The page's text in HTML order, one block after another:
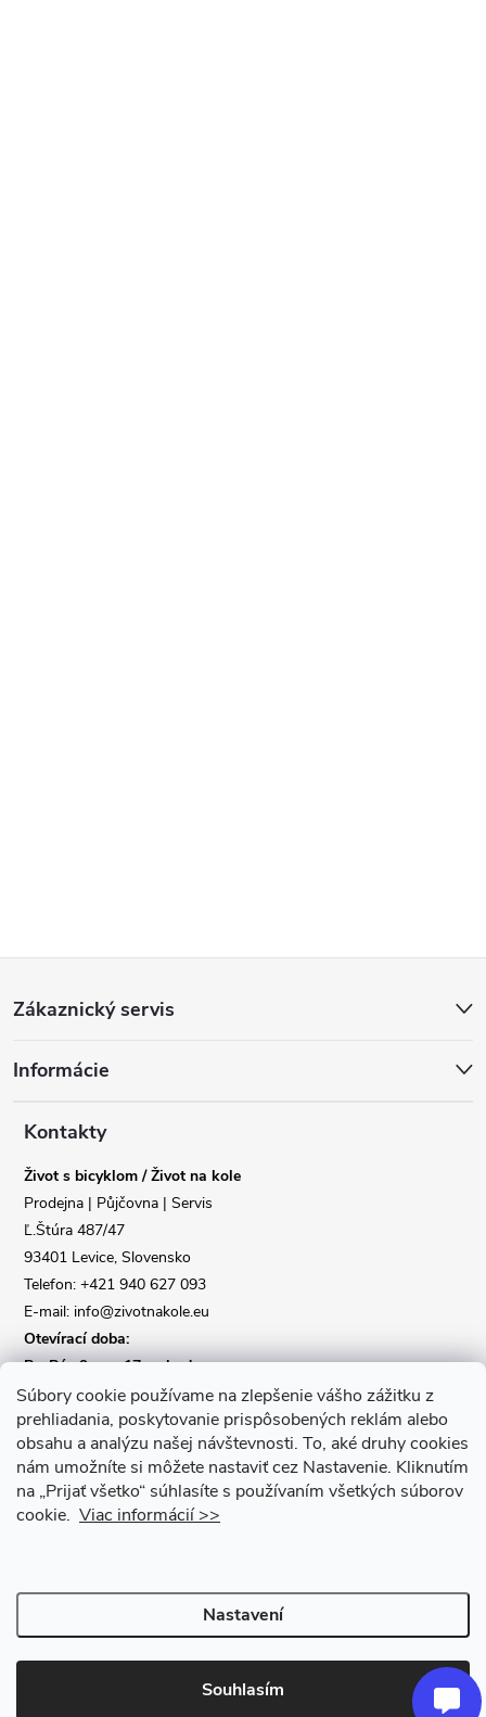
Súbory cookie používame na zlepšenie vášho zážitku z
prehliadania, poskytovanie prispôsobených reklám alebo
obsahu a analýzu našej návštevnosti. To, aké druhy cookies
nám umožníte si môžete nastaviť cez Nastavenie. Kliknutím
na „Prijať všetko“ súhlasíte s používaním všetkých súborov
cookie. Viac informácií >>
Nastavení
Souhlasím
p
Zákaznický servis
Informácie
Kontakty
Život s bicyklom / Život na kole
Prodejna | Půjčovna | Servis
Ľ.Štúra 487/47
93401 Levice, Slovensko
Telefon: +421 940 627 093
E-mail: info@zivotnakole.eu
Otevírací doba:
Po-Pá : 9,oo - 17,oo hod
So : 9,oo - 12,oo | Ne : Zavřeno
Kontaktní formulář
Copyright 2026Život na kole. Všechna práva vyhrazena.Upravit
nastavení cookies